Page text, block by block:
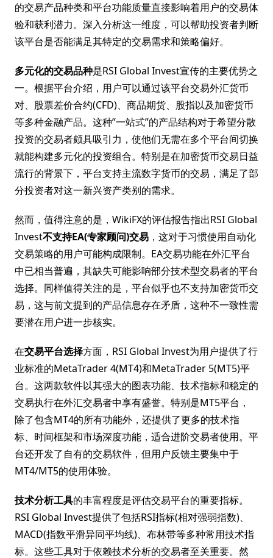
的交易产品种类和平台功能质量直接影响着用户的交易体
验和获利潜力。深入分析这一维度，可以帮助投资者判断
该平台是否能满足其特定的交易需求和策略偏好。
多元化的交易品种是RSI Global Invest宣传的主要优势之
一。根据平台介绍，用户可以通过该平台交易外汇货币
对、股票差价合约(CFD)、商品期货、股指以及加密货币
等多种金融产品。这种”一站式”的产品结构对于希望分散
投资的交易者颇具吸引力，使他们无需在多个平台间切换
就能构建多元化的投资组合。特别是在加密货币交易日益
流行的背景下，平台支持主流数字货币的交易，满足了部
分投资者对这一新兴资产类别的需求。
然而，值得注意的是，WikiFX的评估报告指出RSI Global
Invest不支持EA(专家顾问)交易 ，这对于习惯使用自动化
交易策略的用户可能构成限制。EA交易功能在外汇平台
中已相当普遍，其缺失可能影响部分技术型交易者的平台
选择。同样值得关注的是，平台似乎也不支持加密货币交
易，这与前文提到的产品信息存在矛盾，这种不一致性需
要潜在用户进一步核实。
在交易平台选择方面，RSI Global Invest为用户提供了行
业标准的MetaTrader 4(MT4)和MetaTrader 5(MT5)平
台。这两款软件以其强大的图表功能、技术指标和稳定的
交易执行在外汇交易者中享有盛誉。特别是MT5平台，
除了包含MT4的所有功能外，还提供了更多的技术指
标、时间框架和市场深度功能，适合进阶交易者使用。平
台还开发了自有的交易软件，但用户反馈主要集中于
MT4/MT5的使用体验。
技术分析工具的丰富程度是评估交易平台的重要指标。
RSI Global Invest提供了包括RSI指标(相对强弱指数)、
MACD(指数平滑异同平均线)、布林带等多种常用技术指
标。这些工具对于依赖技术分析的交易者至关重要。然